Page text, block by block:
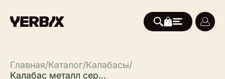
Главная/Каталог/Калабасы/
Калабас металл серый, 180 мл